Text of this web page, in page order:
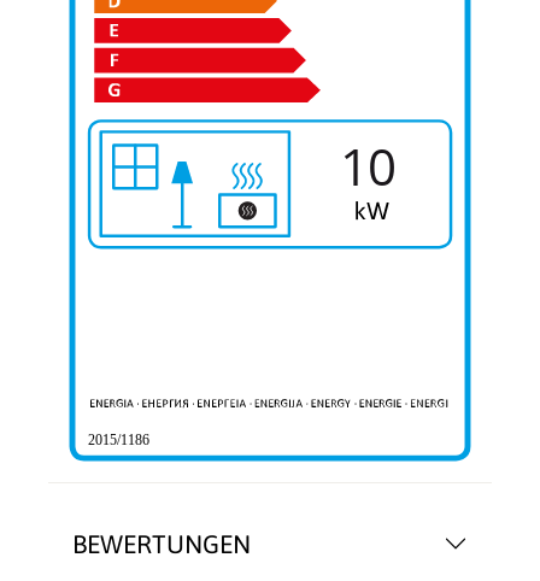
BEWERTUNGEN
2015/1186
10